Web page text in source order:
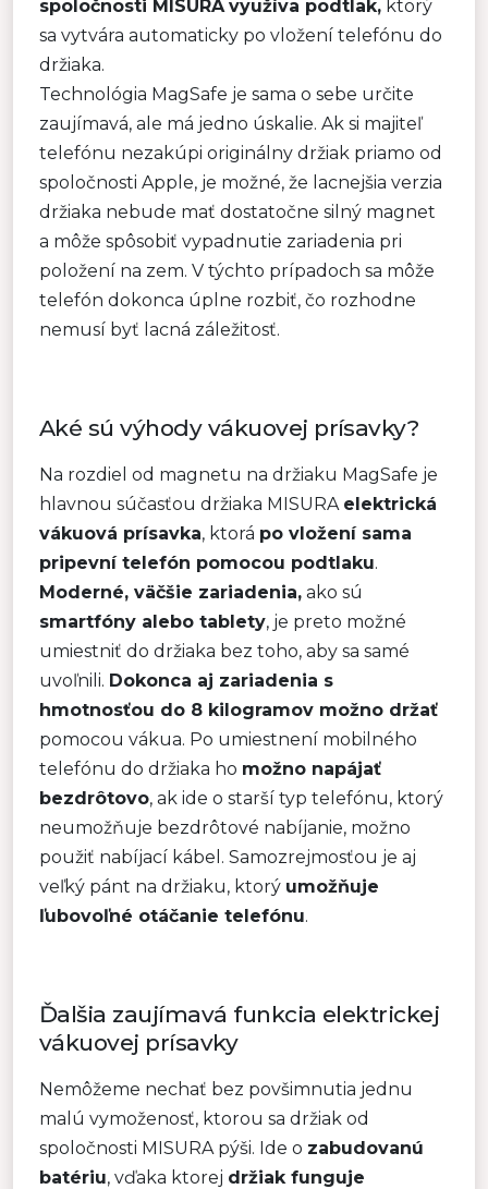
spoločnosti MISURA využíva podtlak, ktorý
sa vytvára automaticky po vložení telefónu do
držiaka.
Technológia MagSafe je sama o sebe určite
zaujímavá, ale má jedno úskalie. Ak si majiteľ
telefónu nezakúpi originálny držiak priamo od
spoločnosti Apple, je možné, že lacnejšia verzia
držiaka nebude mať dostatočne silný magnet
a môže spôsobiť vypadnutie zariadenia pri
položení na zem. V týchto prípadoch sa môže
telefón dokonca úplne rozbiť, čo rozhodne
nemusí byť lacná záležitosť.
Aké sú výhody vákuovej prísavky?
Na rozdiel od magnetu na držiaku MagSafe je
hlavnou súčasťou držiaka MISURA elektrická
vákuová prísavka, ktorá po vložení sama
pripevní telefón pomocou podtlaku.
Moderné, väčšie zariadenia, ako sú
smartfóny alebo tablety, je preto možné
umiestniť do držiaka bez toho, aby sa samé
uvoľnili. Dokonca aj zariadenia s
hmotnosťou do 8 kilogramov možno držať
pomocou vákua. Po umiestnení mobilného
telefónu do držiaka ho možno napájať
bezdrôtovo, ak ide o starší typ telefónu, ktorý
neumožňuje bezdrôtové nabíjanie, možno
použiť nabíjací kábel. Samozrejmosťou je aj
veľký pánt na držiaku, ktorý umožňuje
ľubovoľné otáčanie telefónu.
Ďalšia zaujímavá funkcia elektrickej
vákuovej prísavky
Nemôžeme nechať bez povšimnutia jednu
malú vymoženosť, ktorou sa držiak od
spoločnosti MISURA pýši. Ide o zabudovanú
batériu, vďaka ktorej držiak funguje